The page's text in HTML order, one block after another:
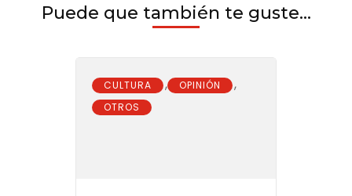
Puede que también te guste...
CULTURA , OPINIÓN ,
OTROS